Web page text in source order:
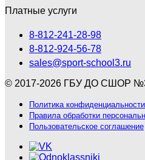
Платные услуги
8-812-241-28-98
8-812-924-56-78
sales@sport-school3.ru
© 2017-2026 ГБУ ДО СШОР №3
Политика конфиденциальности
Правила обработки
Пользовательское соглашение